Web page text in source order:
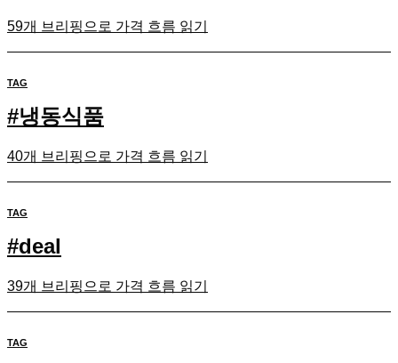
59개 브리핑으로 가격 흐름 읽기
TAG
#냉동식품
40개 브리핑으로 가격 흐름 읽기
TAG
#deal
39개 브리핑으로 가격 흐름 읽기
TAG